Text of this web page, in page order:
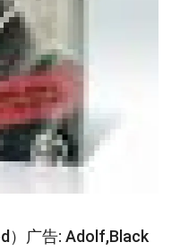
）广告: Adolf,Black